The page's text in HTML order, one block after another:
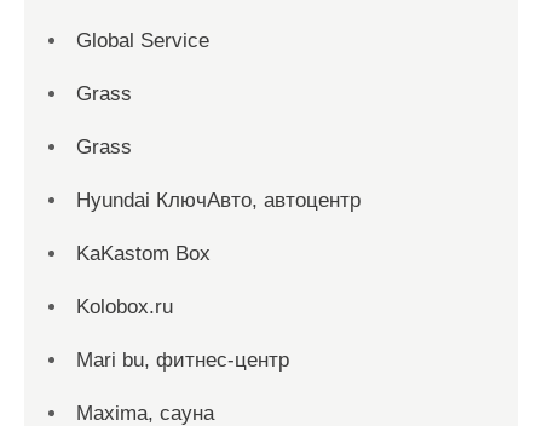
Global Service
Grass
Grass
Hyundai КлючАвто, автоцентр
KaKastom Box
Kolobox.ru
Mari bu, фитнес-центр
Maxima, сауна